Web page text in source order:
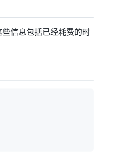
信息包括已经耗费的时